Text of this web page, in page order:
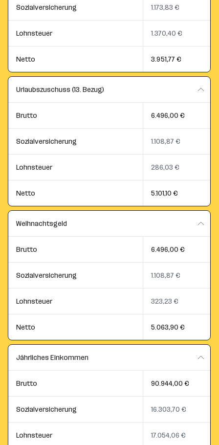
Sozialversicherung 1.173,83 €
Lohnsteuer 1.370,40 €
Netto 3.951,77 €
Urlaubszuschuss (13. Bezug)
Brutto 6.496,00 €
Sozialversicherung 1.108,87 €
Lohnsteuer 286,03 €
Netto 5.101,10 €
Weihnachtsgeld
Brutto 6.496,00 €
Sozialversicherung 1.108,87 €
Lohnsteuer 323,23 €
Netto 5.063,90 €
Jährliches Einkommen
Brutto 90.944,00 €
Sozialversicherung 16.303,70 €
Lohnsteuer 17.054,06 €